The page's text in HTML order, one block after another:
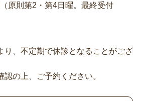
原則第2・第4日曜。最終受付
、不定期で休診となることがござ
の上、ご予約ください。